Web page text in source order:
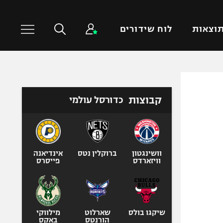
תוצאות לוח שידורים
טניס
כדורעף
אגרוף
ספורט אולימפי
קבוצות כדורסל עולמי
וושינגטון
וויזארדס
ברוקלין נטס
אינדיאנה
פייסרס
שיקגו בולס
שארלוט
הורנטס
מילווקי
באקס